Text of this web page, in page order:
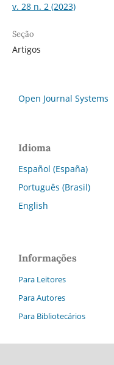
v. 28 n. 2 (2023)
Seção
Artigos
Open Journal Systems
Idioma
Español (España)
Português (Brasil)
English
Informações
Para Leitores
Para Autores
Para Bibliotecários